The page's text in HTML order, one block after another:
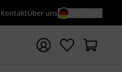
KontaktÜber uns
starten